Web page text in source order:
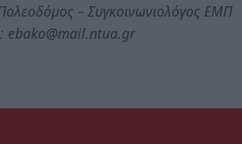
– Συγκοινωνιολόγος ΕΜΠ
ebako@mail.ntua.gr